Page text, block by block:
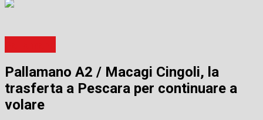
Pallamano A2 / Macagi Cingoli, la
trasferta a Pescara per continuare a
volare